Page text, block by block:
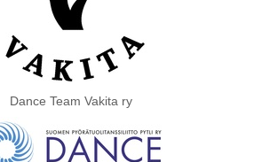
Dance Team Vakita ry